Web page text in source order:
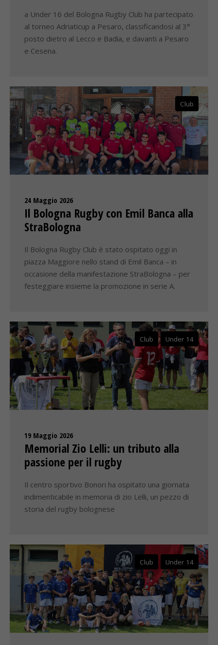
a Under 16 del Bologna Rugby Club ha partecipato
al torneo Adriaticup a Pesaro, classificandosi al 3°
posto dietro al Lecco e Badia, e davanti a Pesaro
e Cesena.
Club
24 Maggio 2026
Il Bologna Rugby con Emil Banca alla
StraBologna
Il Bologna Rugby Club è stato ospitato oggi in
piazza Maggiore nello stand di Emil Banca – in
occasione della manifestazione StraBologna – per
festeggiare insieme la promozione in serie A.
Club Under 14
19 Maggio 2026
Memorial Zio Lelli: un tributo alla
passione per il rugby
Il centro sportivo Bonori ha ospitato una giornata
indimenticabile in memoria di zio Lelli, un pezzo di
storia del rugby bolognese
Club Under 14